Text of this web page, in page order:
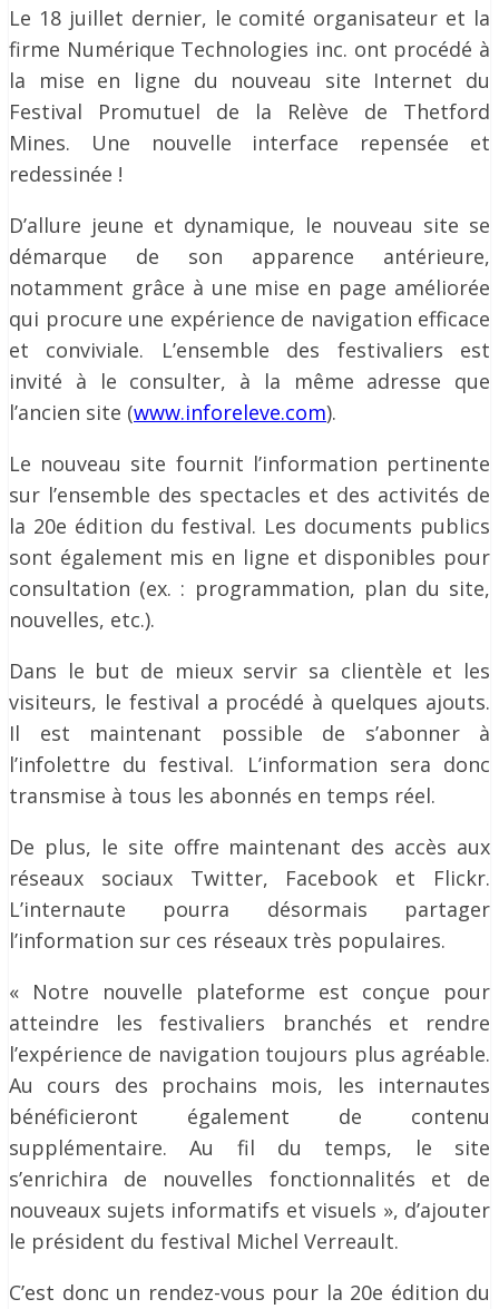
Le 18 juillet dernier, le comité organisateur et la
firme Numérique Technologies inc. ont procédé à
la mise en ligne du nouveau site Internet du
Festival Promutuel de la Relève de Thetford
Mines. Une nouvelle interface repensée et
redessinée !
D’allure jeune et dynamique, le nouveau site se
démarque de son apparence antérieure,
notamment grâce à une mise en page améliorée
qui procure une expérience de navigation efficace
et conviviale. L’ensemble des festivaliers est
invité à le consulter, à la même adresse que
l’ancien site (www.inforeleve.com).
Le nouveau site fournit l’information pertinente
sur l’ensemble des spectacles et des activités de
la 20e édition du festival. Les documents publics
sont également mis en ligne et disponibles pour
consultation (ex. : programmation, plan du site,
nouvelles, etc.).
Dans le but de mieux servir sa clientèle et les
visiteurs, le festival a procédé à quelques ajouts.
Il est maintenant possible de s’abonner à
l’infolettre du festival. L’information sera donc
transmise à tous les abonnés en temps réel.
De plus, le site offre maintenant des accès aux
réseaux sociaux Twitter, Facebook et Flickr.
L’internaute pourra désormais partager
l’information sur ces réseaux très populaires.
« Notre nouvelle plateforme est conçue pour
atteindre les festivaliers branchés et rendre
l’expérience de navigation toujours plus agréable.
Au cours des prochains mois, les internautes
bénéficieront également de contenu
supplémentaire. Au fil du temps, le site
s’enrichira de nouvelles fonctionnalités et de
nouveaux sujets informatifs et visuels », d’ajouter
le président du festival Michel Verreault.
C’est donc un rendez-vous pour la 20e édition du